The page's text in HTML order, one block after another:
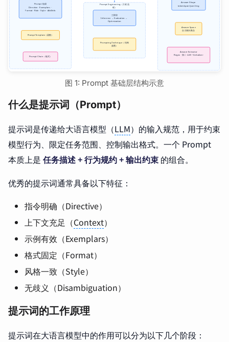
图 1: Prompt 基础层结构示意
什么是提示词（Prompt）
提示词是传递给大语言模型（LLM）的输入规范，用于约束
模型行为、限定任务范围、控制输出格式。一个 Prompt
本质上是 任务描述 + 行为规约 + 输出约束 的组合。
优秀的提示词通常具备以下特征：
指令明确（Directive）
上下文充足（Context）
示例有效（Exemplars）
格式固定（Format）
风格一致（Style）
无歧义（Disambiguation）
提示词的工作原理
提示词在大语言模型中的作用可以分为以下几个阶段：